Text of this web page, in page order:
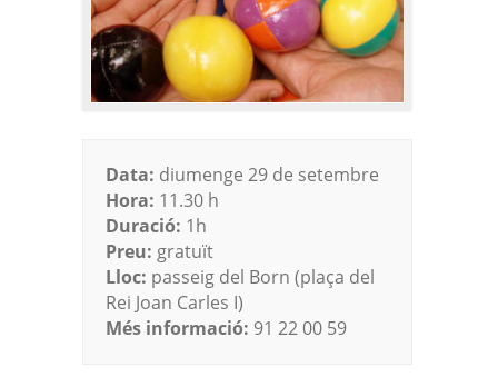
Data: diumenge 29 de setembre
Hora: 11.30 h
Duració: 1h
Preu: gratuït
Lloc: passeig del Born (plaça del
Rei Joan Carles I)
Més informació: 91 22 00 59